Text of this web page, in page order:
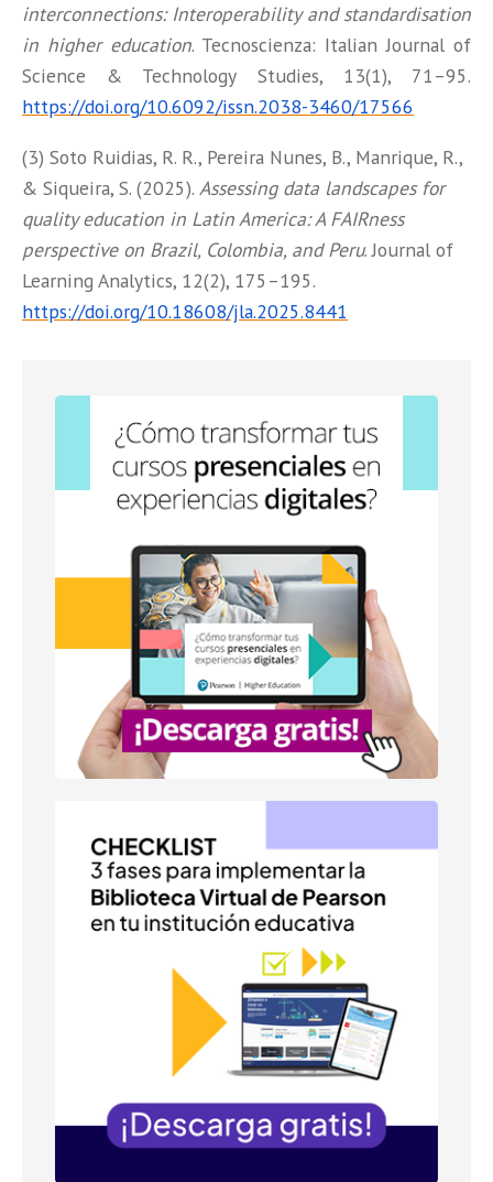
interconnections: Interoperability and standardisation
in higher education. Tecnoscienza: Italian Journal of
Science & Technology Studies, 13(1), 71–95.
https://doi.org/10.6092/issn.2038-3460/17566
(3) Soto Ruidias, R. R., Pereira Nunes, B., Manrique, R.,
& Siqueira, S. (2025). Assessing data landscapes for
quality education in Latin America: A FAIRness
perspective on Brazil, Colombia, and Peru. Journal of
Learning Analytics, 12(2), 175–195.
https://doi.org/10.18608/jla.2025.8441